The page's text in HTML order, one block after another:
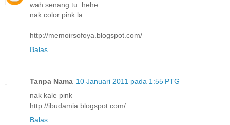
wah senang tu..hehe..
nak color pink la..
http://memoirsofoya.blogspot.com/
Balas
Tanpa Nama 10 Januari 2011 pada 1:55 PTG
nak kale pink
http://ibudamia.blogspot.com/
Balas